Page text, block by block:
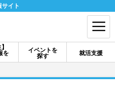
イト
を
イベントを
探す
就活支援
ログイン